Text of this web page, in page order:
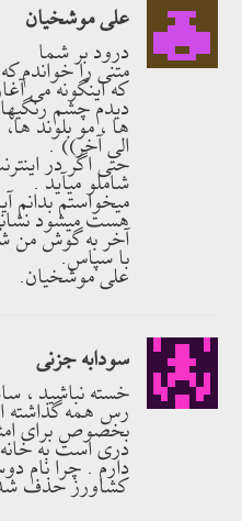
علی موشخیان
درود بر شما
متنی را خواندم
که اینگونه می
دیدم چشم
ها ، مو بلوند
الی آخر)) .
حتی اگر در
شاملو میآید .
میخواستم بدانم
هست میشود
آخر به گوش من
با سپاس.
علی موشخیان.
سودابه جزنی
خسته نباشید ،
رس همه گذاشته
بخصوص برای
دری است به
دارم . چرا نام
کشاورز حذف